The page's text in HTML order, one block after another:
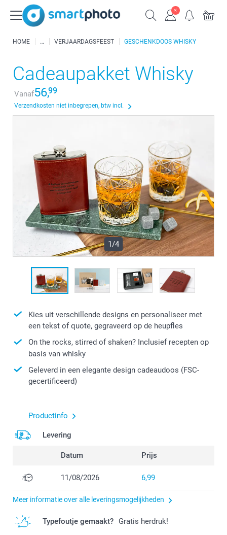
HOME VERJAARDAGSFEEST GESCHENKDOOS WHISKY
Cadeaupakket Whisky
Vanaf56,99
Verzendkosten niet inbegrepen, btw incl.
1/4
Kies uit verschillende designs en personaliseer met
een tekst of quote, gegraveerd op de heupfles
On the rocks, stirred of shaken? Inclusief recepten op
basis van whisky
Geleverd in een elegante design cadeaudoos (FSC-
gecertificeerd)
Productinfo
Levering
Datum Prijs
11/08/2026 6,99
Meer informatie over alle leveringsmogelijkheden
Typefoutje gemaakt? Gratis herdruk!